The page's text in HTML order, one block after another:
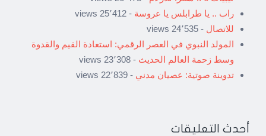
راب .. يا طرابلس يا عروسة - 25٬412 views
للاتصال - 24٬535 views
المولد النبوي في العصر الرقمي: استعادة القيم والقدوة
وسط زحمة العالم الحديث - 23٬308 views
تدوينة صوتية: عصيان مدني - 22٬839 views
أحدث التعليقات